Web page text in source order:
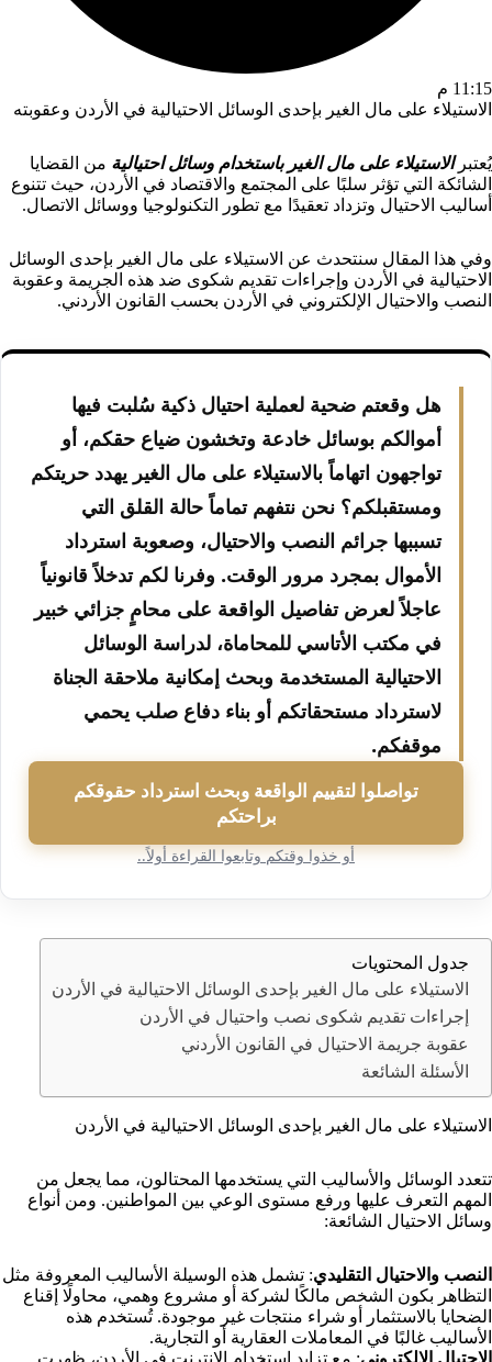
11:15 م
الاستيلاء على مال الغير بإحدى الوسائل الاحتيالية في الأردن وعقوبته
يُعتبرالاستيلاء على مال الغير باستخدام وسائل احتيالية من القضايا
الشائكة التي تؤثر سلبًا على المجتمع والاقتصاد في الأردن، حيث تتنوع
أساليب الاحتيال وتزداد تعقيدًا مع تطور التكنولوجيا ووسائل الاتصال.
وفي هذا المقال سنتحدث عن الاستيلاء على مال الغير بإحدى الوسائل
الاحتيالية في الأردن وإجراءات تقديم شكوى ضد هذه الجريمة وعقوبة
النصب والاحتيال الإلكتروني في الأردن بحسب القانون الأردني.
هل وقعتم ضحية لعملية احتيال ذكية سُلبت فيها
أموالكم بوسائل خادعة وتخشون ضياع حقكم، أو
تواجهون اتهاماً بالاستيلاء على مال الغير يهدد حريتكم
ومستقبلكم؟ نحن نتفهم تماماً حالة القلق التي
تسببها جرائم النصب والاحتيال، وصعوبة استرداد
الأموال بمجرد مرور الوقت. وفرنا لكم تدخلاً قانونياً
عاجلاً لعرض تفاصيل الواقعة على محامٍ جزائي خبير
في مكتب الأتاسي للمحاماة، لدراسة الوسائل
الاحتيالية المستخدمة وبحث إمكانية ملاحقة الجناة
لاسترداد مستحقاتكم أو بناء دفاع صلب يحمي
موقفكم.
تواصلوا لتقييم الواقعة وبحث استرداد حقوقكم
براحتكم
أو خذوا وقتكم وتابعوا القراءة أولاً..
جدول المحتويات
الاستيلاء على مال الغير بإحدى الوسائل الاحتيالية في الأردن
إجراءات تقديم شكوى نصب واحتيال في الأردن
عقوبة جريمة الاحتيال في القانون الأردني
الأسئلة الشائعة
الاستيلاء على مال الغير بإحدى الوسائل الاحتيالية في الأردن
تتعدد الوسائل والأساليب التي يستخدمها المحتالون، مما يجعل من
المهم التعرف عليها ورفع مستوى الوعي بين المواطنين. ومن أنواع
وسائل الاحتيال الشائعة:
النصب والاحتيال التقليدي: تشمل هذه الوسيلة الأساليب المعروفة مثل
التظاهر بكون الشخص مالكًا لشركة أو مشروع وهمي، محاولًا إقناع
الضحايا بالاستثمار أو شراء منتجات غير موجودة. تُستخدم هذه
الأساليب غالبًا في المعاملات العقارية أو التجارية.
الاحتيال الإلكتروني: مع تزايد استخدام الإنترنت في الأردن، ظهرت